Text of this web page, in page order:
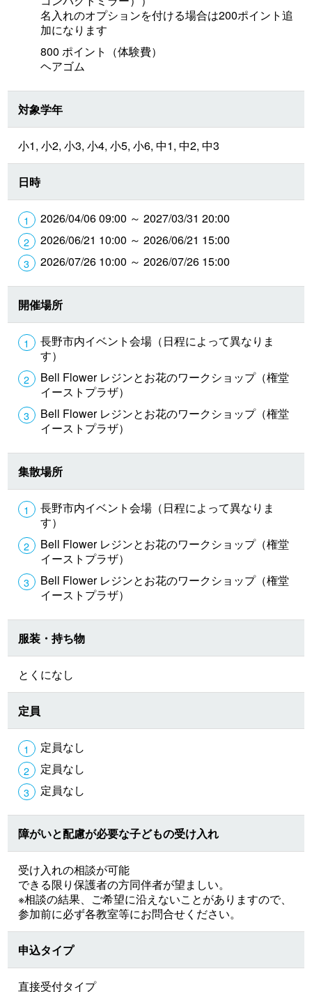
名入れのオプションを付ける場合は200ポイント追
加になります
800 ポイント（体験費）
ヘアゴム
対象学年
小1, 小2, 小3, 小4, 小5, 小6, 中1, 中2, 中3
日時
2026/04/06 09:00 ～ 2027/03/31 20:00
2026/06/21 10:00 ～ 2026/06/21 15:00
2026/07/26 10:00 ～ 2026/07/26 15:00
開催場所
長野市内イベント会場（日程によって異なりま
す）
Bell Flower レジンとお花のワークショップ（権堂
イーストプラザ）
Bell Flower レジンとお花のワークショップ（権堂
イーストプラザ）
集散場所
長野市内イベント会場（日程によって異なりま
す）
Bell Flower レジンとお花のワークショップ（権堂
イーストプラザ）
Bell Flower レジンとお花のワークショップ（権堂
イーストプラザ）
服装・持ち物
とくになし
定員
定員なし
定員なし
定員なし
障がいと配慮が必要な子どもの受け入れ
受け入れの相談が可能
できる限り保護者の方同伴者が望ましい。
※相談の結果、ご希望に沿えないことがありますので、
参加前に必ず各教室等にお問合せください。
申込タイプ
直接受付タイプ